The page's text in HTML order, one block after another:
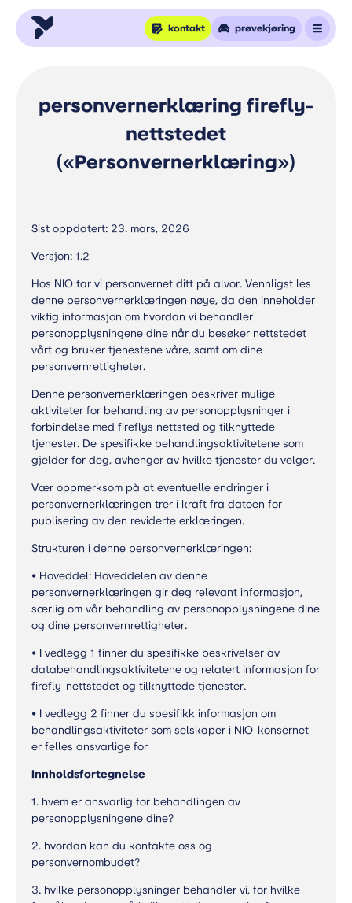
kontakt prøvekjøring
personvernerklæring firefly-
nettstedet
(«Personvernerklæring»)
Sist oppdatert: 23. mars, 2026
Versjon: 1.2
Hos NIO tar vi personvernet ditt på alvor. Vennligst les
denne personvernerklæringen nøye, da den inneholder
viktig informasjon om hvordan vi behandler
personopplysningene dine når du besøker nettstedet
vårt og bruker tjenestene våre, samt om dine
personvernrettigheter.
Denne personvernerklæringen beskriver mulige
aktiviteter for behandling av personopplysninger i
forbindelse med fireflys nettsted og tilknyttede
tjenester. De spesifikke behandlingsaktivitetene som
gjelder for deg, avhenger av hvilke tjenester du velger.
Vær oppmerksom på at eventuelle endringer i
personvernerklæringen trer i kraft fra datoen for
publisering av den reviderte erklæringen.
Strukturen i denne personvernerklæringen:
• Hoveddel: Hoveddelen av denne
personvernerklæringen gir deg relevant informasjon,
særlig om vår behandling av personopplysningene dine
og dine personvernrettigheter.
• I vedlegg 1 finner du spesifikke beskrivelser av
databehandlingsaktivitetene og relatert informasjon for
firefly-nettstedet og tilknyttede tjenester.
• I vedlegg 2 finner du spesifikk informasjon om
behandlingsaktiviteter som selskaper i NIO-konsernet
er felles ansvarlige for
Innholdsfortegnelse
1. hvem er ansvarlig for behandlingen av
personopplysningene dine?
2. hvordan kan du kontakte oss og
personvernombudet?
3. hvilke personopplysninger behandler vi, for hvilke